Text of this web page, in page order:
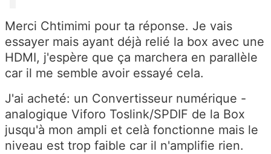
Merci Chtimimi pour ta réponse. Je vais
essayer mais ayant déjà relié la box avec une
HDMI, j'espère que ça marchera en parallèle
car il me semble avoir essayé cela.
J'ai acheté: un Convertisseur numérique -
analogique Viforo Toslink/SPDIF de la Box
jusqu'à mon ampli et celà fonctionne mais le
niveau est trop faible car il n'amplifie rien.